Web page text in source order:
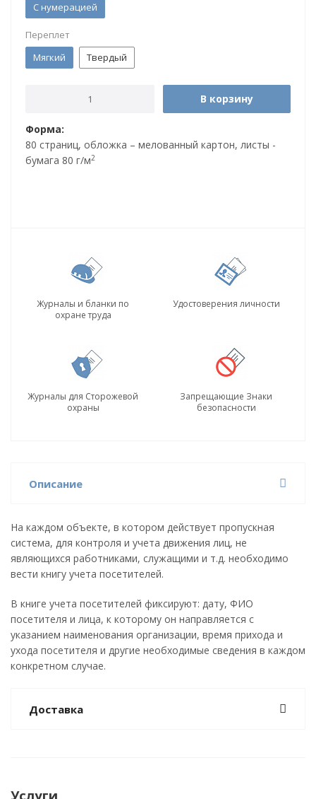
С нумерацией
Переплет
Мягкий
Твердый
В корзину
Форма:
80 страниц, обложка – мелованный картон, листы -
бумага 80 г/м2
Журналы и бланки по
охране труда
Удостоверения личности
Журналы для Сторожевой
охраны
Запрещающие Знаки
безопасности
Описание
На каждом объекте, в котором действует пропускная
система, для контроля и учета движения лиц, не
являющихся работниками, служащими и т.д. необходимо
вести книгу учета посетителей.
В книге учета посетителей фиксируют: дату, ФИО
посетителя и лица, к которому он направляется с
указанием наименования организации, время прихода и
ухода посетителя и другие необходимые сведения в каждом
конкретном случае.
Доставка
Услуги